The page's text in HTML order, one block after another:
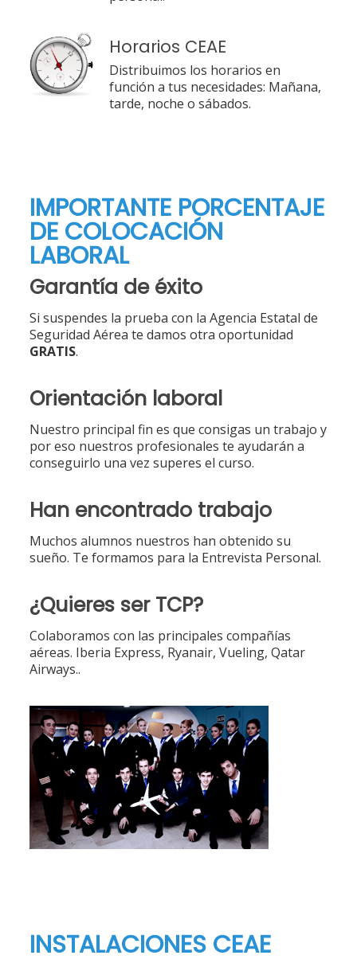
Horarios CEAE
Distribuimos los horarios en
función a tus necesidades: Mañana,
tarde, noche o sábados.
IMPORTANTE PORCENTAJE
DE COLOCACIÓN
LABORAL
Garantía de éxito
Si suspendes la prueba con la Agencia Estatal de
Seguridad Aérea te damos otra oportunidad
GRATIS.
Orientación laboral
Nuestro principal fin es que consigas un trabajo y
por eso nuestros profesionales te ayudarán a
conseguirlo una vez superes el curso.
Han encontrado trabajo
Muchos alumnos nuestros han obtenido su
sueño. Te formamos para la Entrevista Personal.
¿Quieres ser TCP?
Colaboramos con las principales compañías
aéreas. Iberia Express, Ryanair, Vueling, Qatar
Airways..
INSTALACIONES CEAE